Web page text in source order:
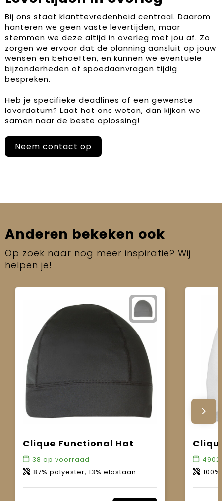
Bij ons staat klanttevredenheid centraal. Daarom
hanteren we geen vaste levertijden, maar
stemmen we deze altijd in overleg met jou af. Zo
zorgen we ervoor dat de planning aansluit op jouw
wensen en behoeften, en kunnen we eventuele
bijzonderheden of spoedaanvragen tijdig
bespreken.
Heb je specifieke deadlines of een gewenste
leverdatum? Laat het ons weten, dan kijken we
samen naar de beste oplossing!
Neem contact op
Anderen bekeken ook
Op zoek naar nog meer inspiratie? Wij
helpen je!
Clique Functional Hat
38 op voorraad
87% polyester, 13% elastaan.
100%